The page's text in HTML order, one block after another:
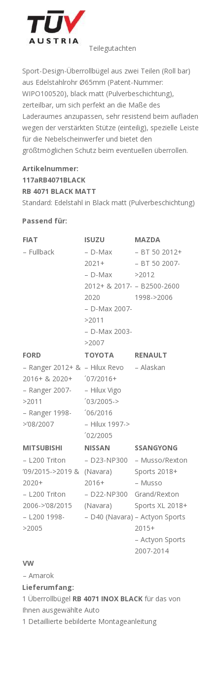
Teilegutachten
Sport-Design-Überrollbügel aus zwei Teilen (Roll bar)
aus Edelstahlrohr Ø65mm (Patent-Nummer:
WIPO100520), black matt (Pulverbeschichtung),
zerteilbar, um sich perfekt an die Maße des
Laderaumes anzupassen, sehr resistend beim aufladen
wegen der verstärkten Stütze (einteilig), spezielle Leiste
für die Nebelscheinwerfer und bietet den
größtmöglichen Schutz beim eventuellen überrollen.
Artikelnummer:
117aRB4071BLACK
RB 4071 BLACK MATT
Standard: Edelstahl in Black matt (Pulverbeschichtung)
Passend für:
FIAT
ISUZU
MAZDA
– Fullback
– D-Max
2021+
– D-Max
2012+ & 2017-
2020
– D-Max 2007-
>2011
– D-Max 2003-
>2007
– BT 50 2012+
– BT 50 2007-
>2012
– B2500-2600
1998->2006
FORD TOYOTA
RENAULT
– Ranger 2012+ &
2016+ & 2020+
– Ranger 2007-
>2011
– Ranger 1998-
>’08/2007
– Hilux Revo
´07/2016+
– Hilux Vigo
´03/2005->
´06/2016
– Hilux 1997->
´02/2005
– Alaskan
MITSUBISHI NISSAN
SSANGYONG
– L200 Triton
’09/2015->2019 &
2020+
– L200 Triton
2006->’08/2015
– L200 1998-
>2005
– D23-NP300
(Navara)
2016+
– D22-NP300
(Navara)
– D40 (Navara)
– Musso/Rexton
Sports 2018+
– Musso
Grand/Rexton
Sports XL 2018+
– Actyon Sports
2015+
– Actyon Sports
2007-2014
VW
– Amarok
Lieferumfang:
1 Überrollbügel RB 4071 INOX BLACK für das von
Ihnen ausgewählte Auto
1 Detaillierte bebilderte Montageanleitung